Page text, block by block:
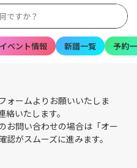
ベント情報 新譜一覧 予約
ォームよりお願いいたしま
いたします。
お問い合わせの場合は「オー
がスムーズに進みます。